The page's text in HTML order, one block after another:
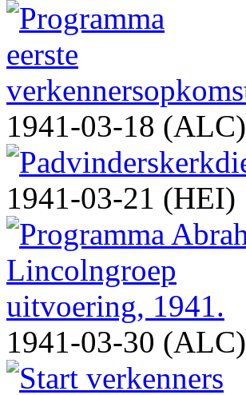
1941-03-18 (ALC)
1941-03-21 (HEI)
1941-03-30 (ALC)